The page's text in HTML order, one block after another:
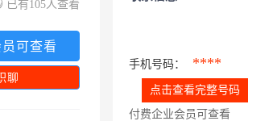
已有105人查看
可查看
聊
手机号码： ****
点击查看完整号码
付费企业会员可查看